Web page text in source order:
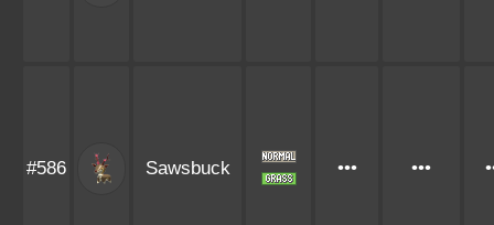
#586 Sawsbuck ••• •••